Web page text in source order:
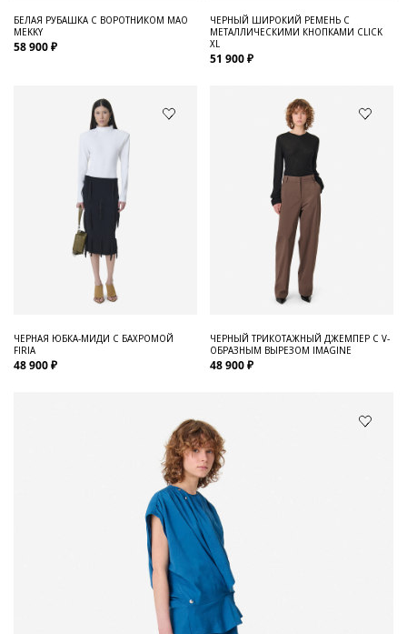
БЕЛАЯ РУБАШКА С ВОРОТНИКОМ МАО
MEKKY
58 900 ₽
ЧЕРНЫЙ ШИРОКИЙ РЕМЕНЬ С
МЕТАЛЛИЧЕСКИМИ КНОПКАМИ CLICK
XL
51 900 ₽
ЧЕРНАЯ ЮБКА-МИДИ С БАХРОМОЙ
FIRIA
48 900 ₽
ЧЕРНЫЙ ТРИКОТАЖНЫЙ ДЖЕМПЕР С V-
ОБРАЗНЫМ ВЫРЕЗОМ IMAGINE
48 900 ₽